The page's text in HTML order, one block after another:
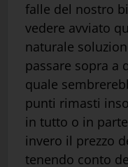
falle del nostro
vedere avviato
naturale
passare sopra a
quale
punti rimasti
in tutto o in
invero il prezzo
tenendo conto